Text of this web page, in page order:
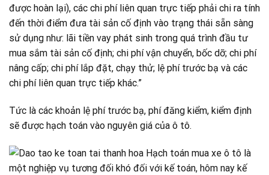
được hoàn lại), các chi phí liên quan trực tiếp phải chi ra tính
đến thời điểm đưa tài sản cố định vào trạng thái sẵn sàng
sử dụng như: lãi tiền vay phát sinh trong quá trình đầu tư
mua sắm tài sản cố định; chi phí vận chuyển, bốc dỡ; chi phí
nâng cấp; chi phí lắp đặt, chạy thử; lệ phí trước bạ và các
chi phí liên quan trực tiếp khác.”
Tức là các khoản lệ phí trước bạ, phí đăng kiểm, kiểm định
sẽ được hạch toán vào nguyên giá của ô tô.